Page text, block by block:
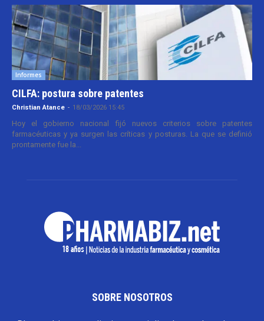
Informes
CILFA: postura sobre patentes
Christian Atance - 18/03/2026 15:45
Hoy el gobierno nacional fijó nuevos criterios sobre patentes
farmacéuticas y ya surgen las críticas y posturas. La que se definió
prontamente fue la...
SOBRE NOSOTROS